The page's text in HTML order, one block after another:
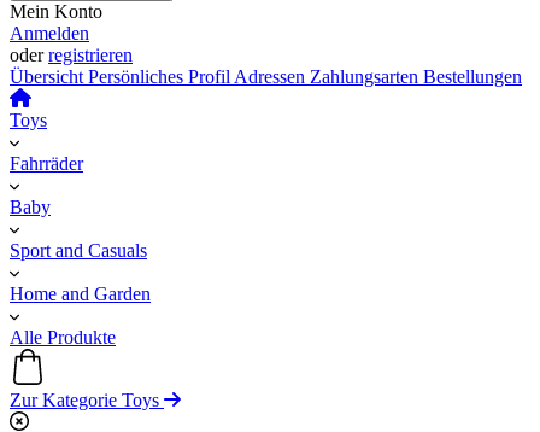
Mein Konto
Anmelden
oderregistrieren
Übersicht Persönliches Profil Adressen Zahlungsarten Bestellungen
Toys
Fahrräder
Baby
Sport and Casuals
Home and Garden
Alle Produkte
Zur Kategorie Toys